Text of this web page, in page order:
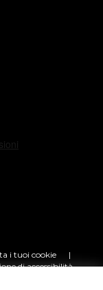
i tuoi cookie
|
di accessibilità